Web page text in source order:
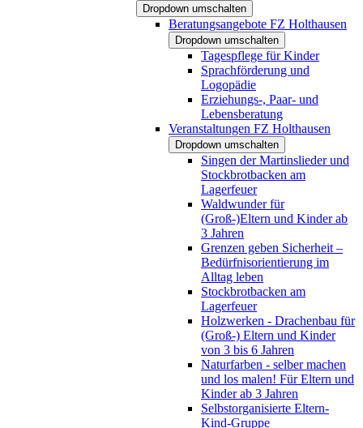
Dropdown umschalten
Beratungsangebote FZ Holthausen
Dropdown umschalten
Tagespflege für Kinder
Sprachförderung und
Logopädie
Erziehungs-, Paar- und
Lebensberatung
Veranstaltungen FZ Holthausen
Dropdown umschalten
Singen der Martinslieder und
Stockbrotbacken am
Lagerfeuer
Waldwunder für
(Groß-)Eltern und Kinder ab
3 Jahren
Grenzen geben Sicherheit –
Bedürfnisorientierung im
Alltag leben
Stockbrotbacken am
Lagerfeuer
Holzwerken - Drachenbau für
(Groß-) Eltern und Kinder
von 3 bis 6 Jahren
Naturfarben - selber machen
und los malen! Für Eltern und
Kinder ab 3 Jahren
Selbstorganisierte Eltern-
Kind-Gruppe